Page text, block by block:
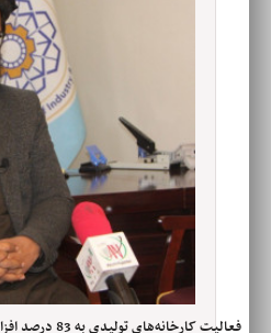
فعالیت کارخانه‌های تولیدی به 83 درصد افزایش یافته است